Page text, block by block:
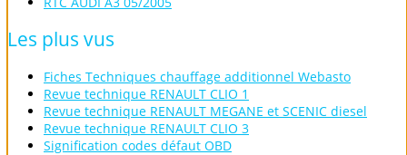
Les plus vus
Fiches Techniques chauffage additionnel Webasto
Revue technique RENAULT CLIO 1
Revue technique RENAULT MEGANE et SCENIC diesel
Revue technique RENAULT CLIO 3
Signification codes défaut OBD